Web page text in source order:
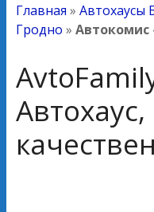
Главная » Автохаусы
Гродно » Автокомис